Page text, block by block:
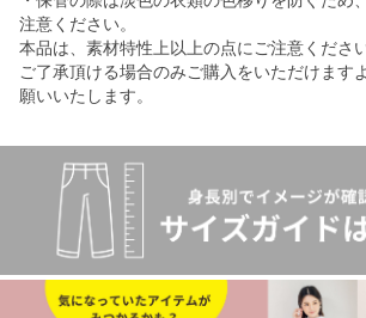
注意ください。
本品は、素材特性上以上の点にご注意ください
ご了承頂ける場合のみご購入をいただけます
願いいたします。